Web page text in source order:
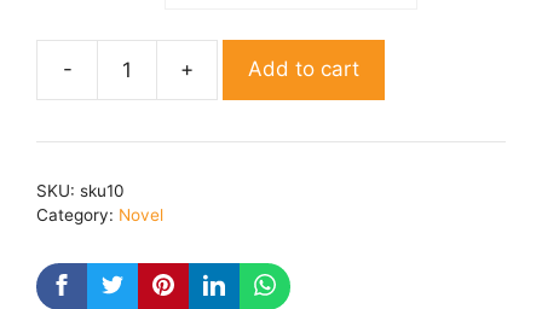
Khoya
Vishwas
Add to cart
SKU: sku10
Category: Novel